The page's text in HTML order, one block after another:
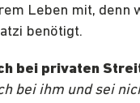
Leben mit, denn
benötigt.
bei privaten
bei ihm und sei